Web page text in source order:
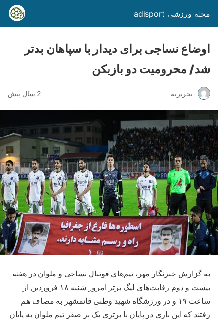
مجله ورزشی adisport
اوضاع نساجی برای دیدار با سپاهان بدتر
شد/ محرومیت دو بازیکن
تحریریه 2 سال پیش
به گزارش خبرنگار مهر، تیم‌های فوتبال نساجی و ملوان در هفته
بیست و دوم رقابت‌های لیگ برتر امروز شنبه ۱۸ فروردین از
ساعت ۱۹ و در ورزشگاه شهید وطنی قائمشهر به مصاف هم
رفتند که این بازی در پایان با برتری یک بر صفر تیم ملوان به پایان